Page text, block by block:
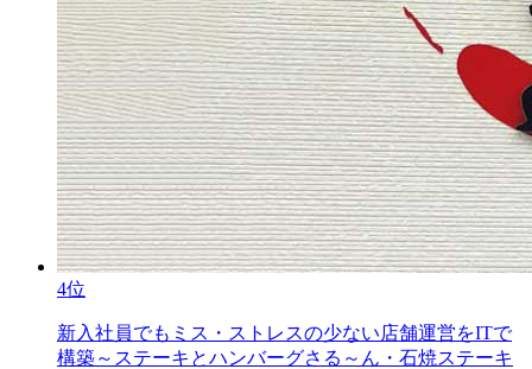
4位
新入社員でもミス・ストレスの少ない店舗運営をITで
構築～ステーキとハンバーグさる～ん・石焼ステーキ